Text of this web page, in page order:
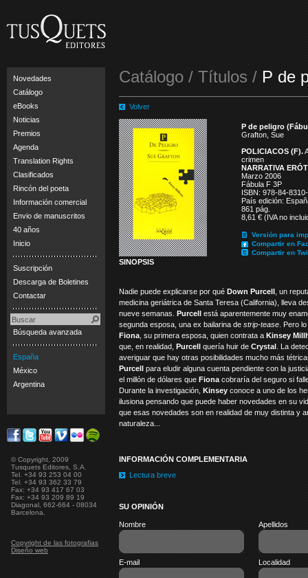
Novedades
Catálogo
eBooks
Noticias
Premios
Agenda
Translation Rights
Clasificados
Rincón del poeta
Información comercial
Envio de manuscritos
40 años
Inicio
Suscripción
Descarga de Boletines
Contactar
Búsqueda avanzada
España
México
Argentina
© Copyright, 2009
Tusquets Editores, S.A.
Tel. +34 93 253 04 00
Tel. +34 93 362 33 79
Fax: +34 93 417 67 03
Fax: +34 93 209 89 19
Diagonal, 662-664 - 08034
Barcelona.
Copyright de las fotografias
Diseño web
Catálogo / Títulos / P de
Volver
P de peligro
Grafton, Sue
POLICIACOS (F).
crimen
NARRATIVA
Marzo 2006
Fábula F 3P
ISBN: 978-84-
País edición:
861 pág.
8,61 € (IVA no
Versión para
Compartir en
Compartir en
SINOPSIS
Nadie puede explicarse por qué Down Purcell , un
medicina geriátrica de Santa Teresa (California), lleva
nueve semanas. Purcell está aparentemente muy
segunda esposa, una ex bailarina de strip-tease . Pero
Fiona , su primera esposa, quien contrata a Kinsey
que, en realidad, Purcell quería huir de Crystal . La
averiguar que hay otras posibilidades mucho más
Purcell para eludir alguna cuenta pendiente con la
el millón de dólares que Fiona cobraría del seguro si
Durante la investigación, Kinsey conoce a uno de los
ilusiona pensando que puede haber novedades en su
que esas novedades son en realidad de muy distinta y
naturaleza...
INFORMACIÓN COMPLEMENTARIA
Lectura breve
SU OPINIÓN
Nombre Apellidos
E-mail Localidad